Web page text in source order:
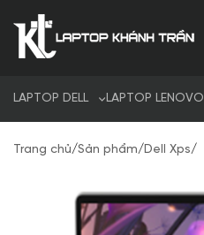
LAPTOP DELL LAPTOP LENOVO
Trang chủ/Sản phẩm/Dell Xps/